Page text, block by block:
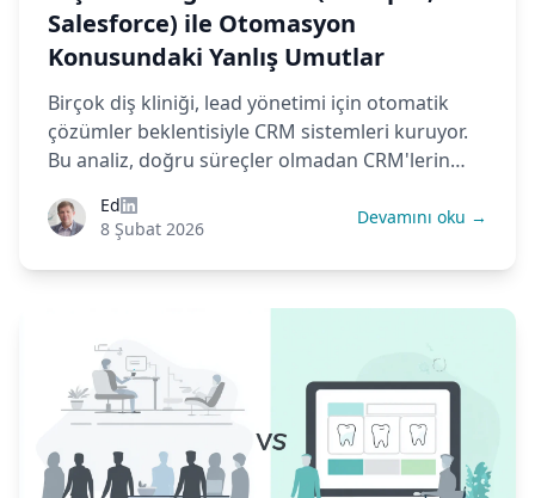
Salesforce) ile Otomasyon
Konusundaki Yanlış Umutlar
Birçok diş kliniği, lead yönetimi için otomatik
çözümler beklentisiyle CRM sistemleri kuruyor.
Bu analiz, doğru süreçler olmadan CRM'lerin
standartların küçük klinik gerçeklerinden nasıl
ayrıldığını ve CRM'i kliniğinizde işe yarar hale
getirecek pratik adımları inceliyor.
Ed
8 Şubat 2026
Devamını oku →